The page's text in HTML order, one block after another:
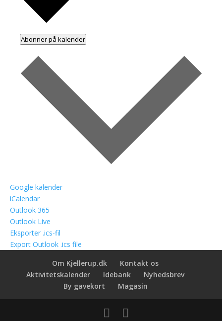
Abonner på kalender
Google kalender
iCalendar
Outlook 365
Outlook Live
Eksporter .ics-fil
Export Outlook .ics file
Om Kjellerup.dk
Kontakt os
Aktivitetskalender
Idebank
Nyhedsbrev
By gavekort
Magasin